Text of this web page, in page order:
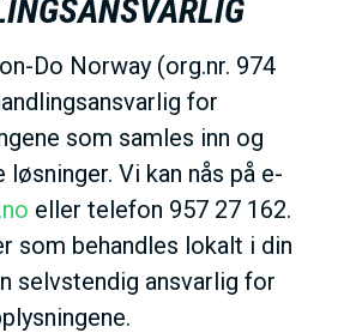
Do Norway (org.nr. 974
for
som samles inn og
løsninger. Vi kan nås på e-
eller telefon 957 27 162.
som behandles lokalt i din
selvstendig ansvarlig for